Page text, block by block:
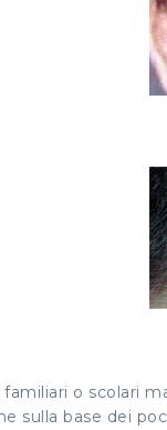
o scolari
sulla base dei